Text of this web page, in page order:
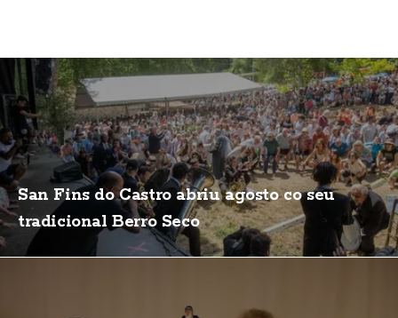
San Fins do Castro abriu agosto co seu
tradicional Berro Seco